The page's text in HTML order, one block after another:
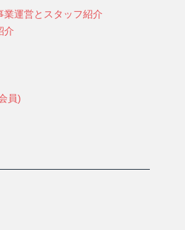
運営とスタッフ紹介
介
員)